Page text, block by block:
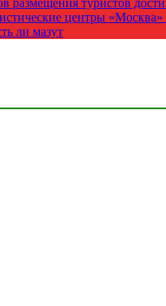
размещения туристов
центры «Москва»
ли мазут